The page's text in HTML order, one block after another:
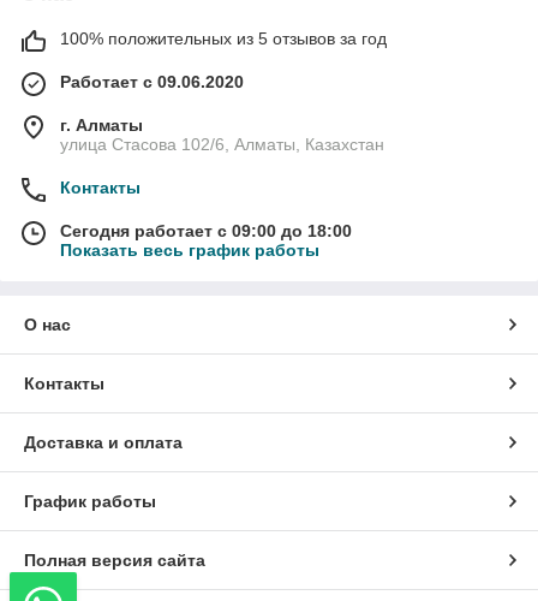
100% положительных из 5 отзывов за год
Работает с 09.06.2020
г. Алматы
улица Стасова 102/6, Алматы, Казахстан
Контакты
Сегодня работает с 09:00 до 18:00
Показать весь график работы
О нас
Контакты
Доставка и оплата
График работы
Полная версия сайта